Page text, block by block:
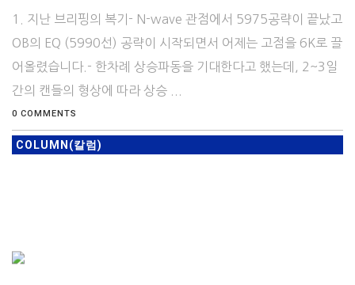
1. 지난 브리핑의 복기- N-wave 관점에서 5975공략이 끝났고
OB의 EQ (5990선) 공략이 시작되면서 어제는 고점을 6K로 끌
어올렸습니다.- 한차례 상승파동을 기대한다고 했는데, 2~3일
간의 캔들의 형상에 따라 상승 ...
0 COMMENTS
COLUMN(칼럼)